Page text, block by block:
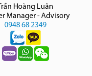
Hoàng Luân
Manager - Advisory
0948 68 2349